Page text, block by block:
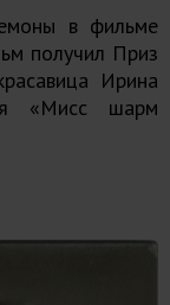
в фильме
получил Приз
Ирина
«Мисс шарм